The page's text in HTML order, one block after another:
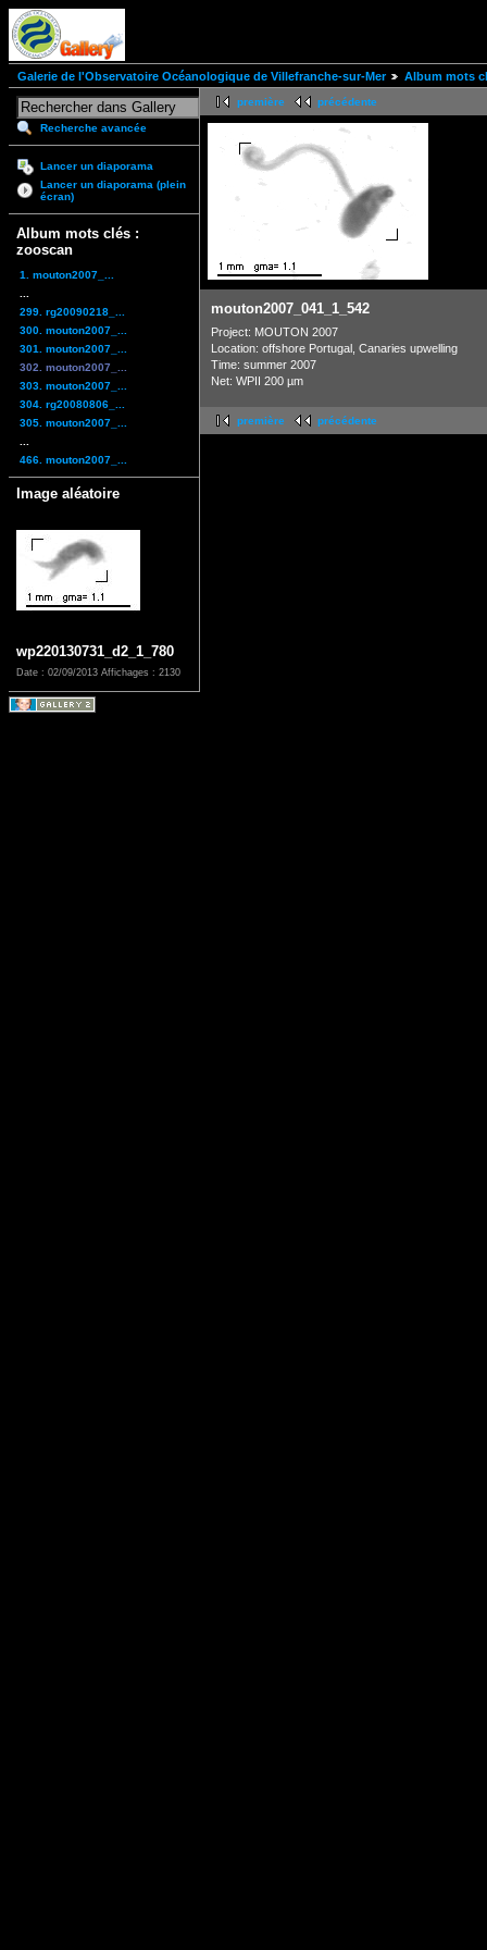
Galerie de l'Observatoire Océanologique de Villefranche-sur-Mer Album mots
Recherche avancée
Lancer un diaporama
Lancer un diaporama (plein
écran)
Album mots clés :
zooscan
1. mouton2007_...
299. rg20090218_...
300. mouton2007_...
301. mouton2007_...
302. mouton2007_...
303. mouton2007_...
304. rg20080806_...
305. mouton2007_...
466. mouton2007_...
Image aléatoire
wp220130731_d2_1_780
Date : 02/09/2013 Affichages : 2130
première précédente
mouton2007_041_1_542
Project: MOUTON 2007
Location: offshore Portugal, Canaries upwelling
Time: summer 2007
Net: WPII 200 µm
première précédente